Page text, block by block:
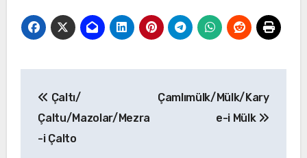
gezinmesi
Çaltı/
Çaltu/Mazolar/Mezra
-i Çalto
Çamlımülk/Mülk/Kary
e-i Mülk